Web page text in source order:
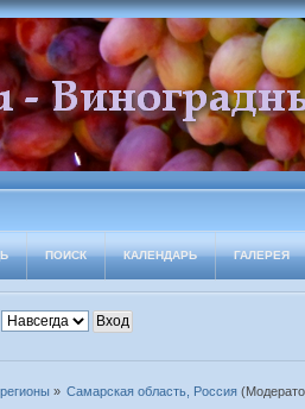
ПОИСК КАЛЕНДАРЬ ГАЛЕРЕЯ
» Самарская область, Россия